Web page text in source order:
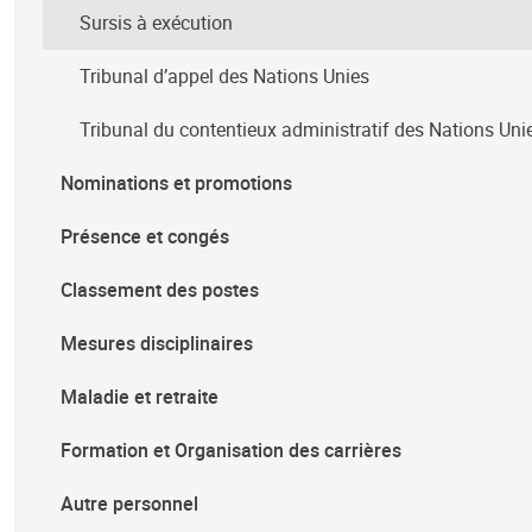
Sursis à exécution
Tribunal d’appel des Nations Unies
Tribunal du contentieux administratif des Nations
Nominations et promotions
Présence et congés
Classement des postes
Mesures disciplinaires
Maladie et retraite
Formation et Organisation des carrières
Autre personnel